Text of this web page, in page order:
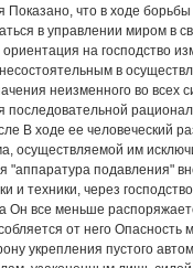
что в ходе
в управлении миром в
на господство
в
неизменного во всех
последовательной
В ходе ее человеческий
осуществляемой им
"аппаратура подавления"
и техники, через
Он все меньше
от него Опасность
укрепления пустого